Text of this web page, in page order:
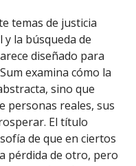
temas de justicia
la búsqueda de
diseñado para
examina cómo la
sino que
personas reales, sus
El título
de que en ciertos
pérdida de otro, pero